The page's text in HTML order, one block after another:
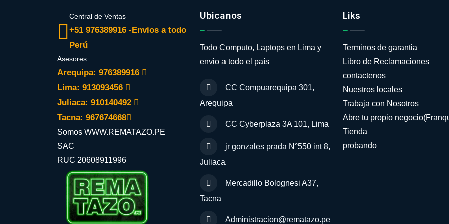
Central de Ventas
+51 976389916 -Envios a todo
Perú
Asesores
Arequipa: 976389916
Lima: 913093456
Juliaca: 910140492
Tacna: 967674668
Somos WWW.REMATAZO.PE
SAC
RUC 20608911996
Ubicanos
Todo Computo, Laptops en Lima y
envio a todo el país
CC Compuarequipa 301,
Arequipa
CC Cyberplaza 3A 101, Lima
jr gonzales prada N°550 int 8,
Juliaca
Mercadillo Bolognesi A37,
Tacna
Administracion@rematazo.pe
Liks
Terminos de garantia
Libro de Reclamaciones
contactenos
Nuestros locales
Trabaja con Nosotros
Abre tu propio
Tienda
probando